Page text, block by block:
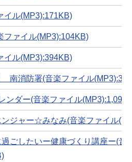
イル(MP3):171KB)
ファイル(MP3):104KB)
イル(MP3):394KB)
南消防署(音楽ファイル
ンダー(音楽ファイル
ジャー☆みなみ(音楽ファイル
ごしたいー健康づくり講座ー(音